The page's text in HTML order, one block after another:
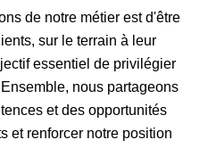
de notre métier est d'être
sur le terrain à leur
essentiel de privilégier
nous partageons
et des opportunités
et renforcer notre position